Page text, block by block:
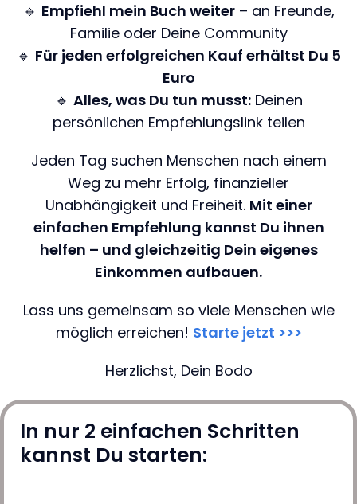
🔹 Empfiehl mein Buch weiter– an Freunde,
Familie oder Deine Community
🔹 Für jeden erfolgreichen Kauf erhältst Du 5
Euro
🔹 Alles, was Du tun musst:Deinen
persönlichen Empfehlungslink teilen
Jeden Tag suchen Menschen nach einem
Weg zu mehr Erfolg, finanzieller
Unabhängigkeit und Freiheit. Mit einer
einfachen Empfehlung kannst Du ihnen
helfen – und gleichzeitig Dein eigenes
Einkommen aufbauen.
Lass uns gemeinsam so viele Menschen wie
möglich erreichen! Starte jetzt >>>
Herzlichst, Dein Bodo
In nur 2 einfachen Schritten
kannst Du starten: